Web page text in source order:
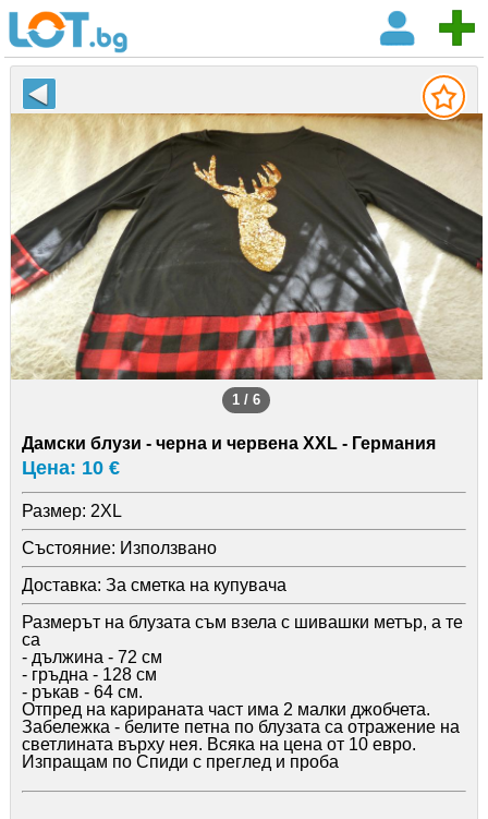
1 / 6
Дамски блузи - черна и червена XXL - Германия
Цена: 10 €
Размер: 2XL
Състояние: Използвано
Доставка: За сметка на купувача
Размерът на блузата съм взела с шивашки метър, а те
са
- дължина - 72 см
- гръдна - 128 см
- ръкав - 64 см.
Отпред на карираната част има 2 малки джобчета.
Забележка - белите петна по блузата са отражение на
светлината върху нея. Всяка на цена от 10 евро.
Изпращам по Спиди с преглед и проба